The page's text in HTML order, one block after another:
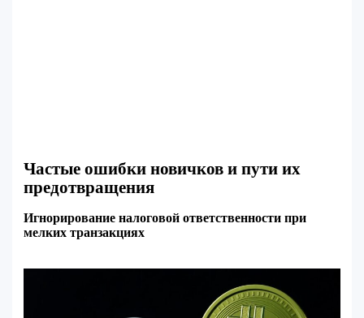
Частые ошибки новичков и пути их
предотвращения
Игнорирование налоговой ответственности при
мелких транзакциях